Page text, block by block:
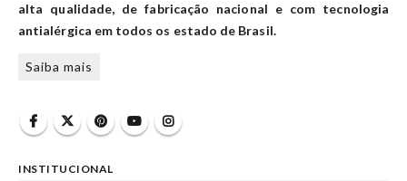
alta qualidade, de fabricação nacional e com tecnologia
antialérgica em todos os estado de Brasil.
Saiba mais
INSTITUCIONAL